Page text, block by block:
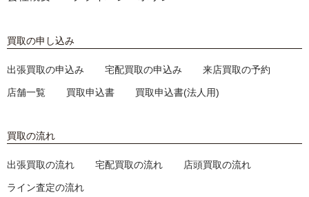
買取の申し込み
出張買取の申込み 宅配買取の申込み 来店買取の予約
店舗一覧 買取申込書 買取申込書(法人用)
買取の流れ
出張買取の流れ 宅配買取の流れ 店頭買取の流れ
ライン査定の流れ